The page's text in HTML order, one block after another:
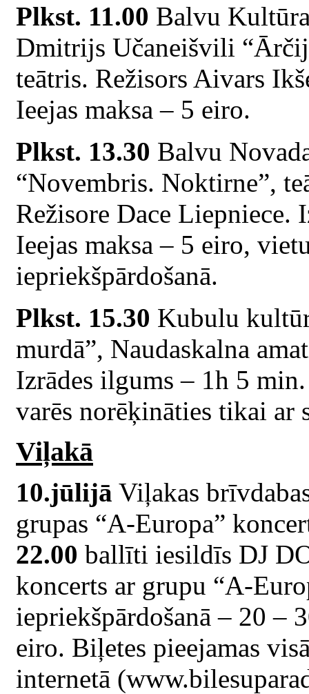
Plkst. 11.00 Balvu
Dmitrijs Učaneišvili
teātris. Režisors Aivars
Ieejas maksa – 5 eiro.
Plkst. 13.30 Balvu
“Novembris. Noktirne”,
Režisore Dace Liepniece.
Ieejas maksa – 5 eiro,
iepriekšpārdošanā.
Plkst. 15.30 Kubulu
murdā”, Naudaskalna
Izrādes ilgums – 1h 5
varēs norēķināties tikai ar
Viļakā
10.jūlijā Viļakas
grupas “A-Europa”
22.00 ballīti iesildīs DJ
koncerts ar grupu “A-
iepriekšpārdošanā – 20 –
eiro. Biļetes pieejamas
internetā